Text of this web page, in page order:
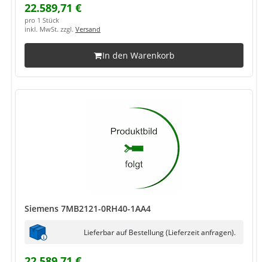
22.589,71 €
pro 1 Stück
inkl. MwSt. zzgl. Versand
In den Warenkorb
Siemens 7MB2121-0RH40-1AA4
Lieferbar auf Bestellung (Lieferzeit anfragen).